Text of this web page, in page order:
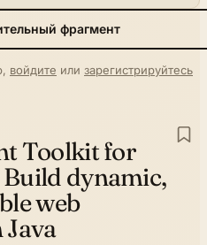
фрагмент
войдите или зарегистрируйтесь
Toolkit for
Build dynamic,
web